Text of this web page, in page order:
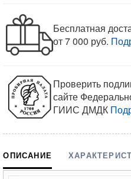
Бесплатная
от 7 000 руб.
Проверить
сайте
ГИИС ДМДК
ОПИСАНИЕ